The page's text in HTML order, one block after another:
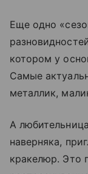
Еще одно
котором у
Самые
металлик,
А
наверняка,
кракелюр. Это